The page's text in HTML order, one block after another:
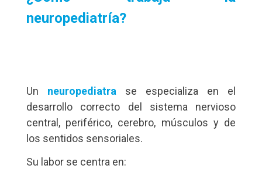
neuropediatría?
Un neuropediatra se especializa en el
desarrollo correcto del sistema nervioso
central, periférico, cerebro, músculos y de
los sentidos sensoriales.
Su labor se centra en: